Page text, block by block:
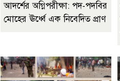
আদর্শের অগ্নিপরীক্ষা: পদ-পদবির
মোহের ঊর্ধ্বে এক নিবেদিত প্রাণ